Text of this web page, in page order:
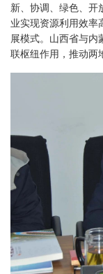
新、协调、绿色、开
业实现资源利用效率
展模式。山西省与内
联枢纽作用， 推动两